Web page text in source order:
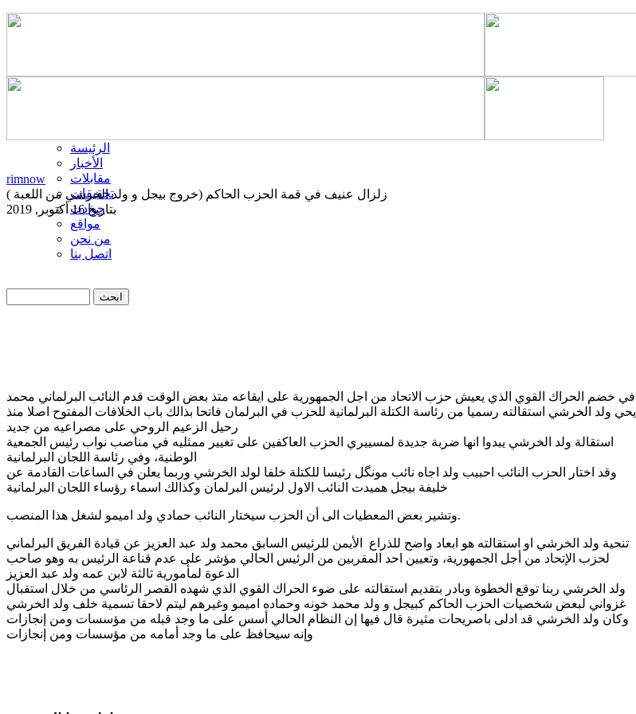
الرئيسة
الأخبار
مقابلات
تحقيقات
حوادث
مواقع
من نحن
اتصل بنا
rimnow
زلزال عنيف في قمة الحزب الحاكم (خروج بيجل و ولد الخرشي من اللعبة )
بتاريخ 16 أكتوبر, 2019
في خضم الحراك القوي الذي يعيش حزب الاتحاد من اجل الجمهورية على ايقاعه متذ بعض الوقت قدم النائب البرلماني محمد
يحي ولد الخرشي استقالته رسميا من رئاسة الكتلة البرلمانية للحزب في البرلمان فاتحا بذالك باب الخلافات المفتوح اصلا منذ
رحيل الزعيم الروحي على مصراعيه من جديد
استقالة ولد الخرشي يبدوا انها ضربة جديدة لمسييري الحزب العاكفين على تغيير ممثليه في مناصب نواب رئيس الجمعية
الوطنية، وفي رئاسة اللجان البرلمانية
وقد اختار الحزب النائب احبيب ولد اجاه نائب مونگل رئيسا للكتلة خلفا لولد الخرشي وربما يعلن في الساعات القادمة عن
خليفة بيجل هميدت النائب الاول لرئيس البرلمان وكذالك اسماء رؤساء اللجان البرلمانية
وتشير بعض المعطيات الى أن الحزب سيختار النائب حمادي ولد اميمو لشغل هذا المنصب.
تنحية ولد الخرشي او استقالته هو ابعاد واضح للذراع الأيمن للرئيس السابق محمد ولد عبد العزيز عن قيادة الفريق البرلماني
لحزب الإتحاد من أجل الجمهورية، وتعيين احد المقربين من الرئيس الحالي مؤشر على عدم قناعة الرئيس به وهو صاحب
الدعوة لمأمورية ثالثة لابن عمه ولد عبد العزيز
ولد الخرشي ربنا توقع الخطوة وبادر بتقديم استقالته على ضوء الحراك القوي الذي شهده القصر الرئاسي من خلال استقبال
غزواني لبعض شخصيات الحزب الحاكم كبيجل و ولد محمد خونه وحماده اميمو وغيرهم ليتم لاحقا تسمية خلف ولد الخرشي
وكان ولد الخرشي قد ادلى باصريحات مثيرة قال فيها إن النظام الحالي أسس على ما وجد قبله من مؤسسات ومن إنجازات
وإنه سيحافظ على ما وجد أمامه من مؤسسات ومن إنجازات